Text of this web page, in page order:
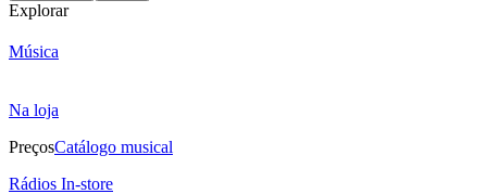
Explorar
Música
Na loja
PreçosCatálogo musical
Rádios In-store